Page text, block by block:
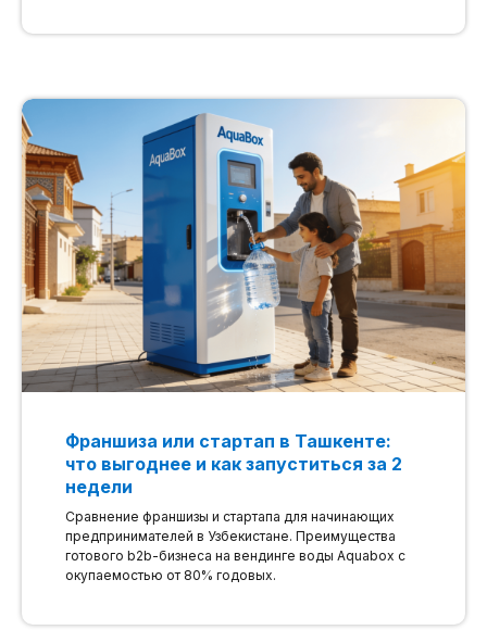
Франшиза или стартап в Ташкенте:
что выгоднее и как запуститься за 2
недели
Сравнение франшизы и стартапа для начинающих
предпринимателей в Узбекистане. Преимущества
готового b2b-бизнеса на вендинге воды Aquabox с
окупаемостью от 80% годовых.